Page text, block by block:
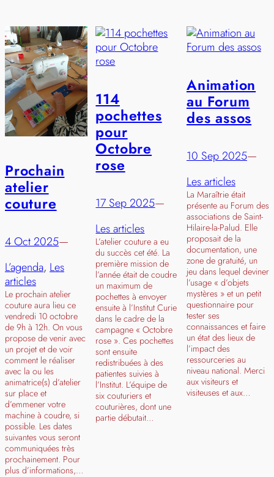
Prochain
atelier
couture
4 Oct 2025—
L’agenda, Les
articles
Le prochain atelier
couture aura lieu ce
vendredi 10 octobre
de 9h à 12h. On vous
propose de venir avec
un projet et de voir
comment le réaliser
avec la ou les
animatrice(s) d’atelier
sur place et
d’emmener votre
machine à coudre, si
possible. Les dates
suivantes vous seront
communiquées très
prochainement. Pour
plus d’informations,…
114
pochettes
pour
Octobre
rose
17 Sep 2025—
Les articles
L’atelier couture a eu
du succès cet été. La
première mission de
l’année était de coudre
un maximum de
pochettes à envoyer
ensuite à l’Institut Curie
dans le cadre de la
campagne « Octobre
rose ». Ces pochettes
sont ensuite
redistribuées à des
patientes suivies à
l’Institut. L’équipe de
six couturiers et
couturières, dont une
partie débutait…
Animation
au Forum
des assos
10 Sep 2025—
Les articles
La Maraîtrie était
présente au Forum des
associations de Saint-
Hilaire-la-Palud. Elle
proposait de la
documentation, une
zone de gratuité, un
jeu dans lequel deviner
l’usage « d’objets
mystères » et un petit
questionnaire pour
tester ses
connaissances et faire
un état des lieux de
l’impact des
ressourceries au
niveau national. Merci
aux visiteurs et
visiteuses et aux…